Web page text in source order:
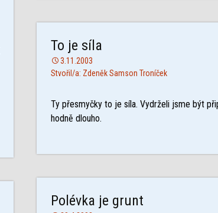
To je síla
3.11.2003
Stvořil/a: Zdeněk Samson Troníček
Ty přesmyčky to je síla. Vydrželi jsme být
hodně dlouho.
Polévka je grunt